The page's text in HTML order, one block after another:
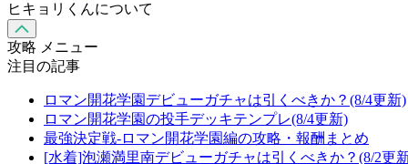
ヒキョリくんについて
攻略 メニュー
注目の記事
ロマン開花学園デビューガチャは引くべきか？(8/4更新)
ロマン開花学園の投手デッキテンプレ(8/4更新)
最強決定戦-ロマン開花学園編の攻略・報酬まとめ
[水着]泡瀬満里南デビューガチャは引くべきか？(8/2更